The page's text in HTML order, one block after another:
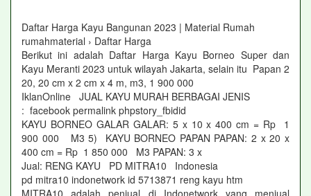
Daftar Harga Kayu Bangunan 2023 | Material Rumah
rumahmaterial › Daftar Harga
Berikut ini adalah Daftar Harga Kayu Borneo Super dan
Kayu Meranti 2023 untuk wilayah Jakarta, selain itu Papan 2
20, 20 cm x 2 cm x 4 m, m3, 1 900 000
IklanOnline JUAL KAYU MURAH BERBAGAI JENIS
: facebook permalink phpstory_fbidid
KAYU BORNEO GALAR GALAR: 5 x 10 x 400 cm = Rp 1
900 000 M3 5) KAYU BORNEO PAPAN PAPAN: 2 x 20 x
400 cm = Rp 1 850 000 M3 PAPAN: 3 x
Jual: RENG KAYU PD MITRA10 Indonesia
pd mitra10 indonetwork id 5713871 reng kayu htm
MITRA10 adalah penjual di Indonetwork yang menjual